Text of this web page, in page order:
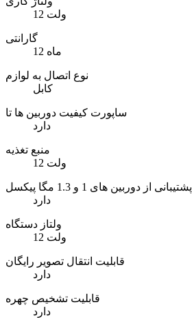
12 ولت
گارانتی
12 ماه
نوع اتصال به لوازم
کابل
ساپورت کیفیت دوربین ها تا
دارد
منبع تغذیه
12 ولت
پشتیبانی از دوربین های 1 و 1.3 مگا پیکسل
دارد
ولتاز دستگاه
12 ولت
قابلیت انتقال تصویر رایگان
دارد
قابلیت تشخیص چهره
دارد